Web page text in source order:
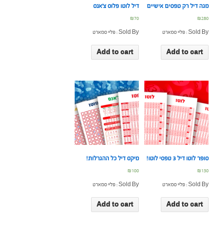
דיל לוטו פלוס צ’אנס
₪70
Sold By : פליי סמארט
Add to cart
מגה דיל רק טפסים אישיים
₪280
Sold By : פליי סמארט
Add to cart
מיקס דיל כל ההגרלות!
₪100
Sold By : פליי סמארט
Add to cart
סופר לוטו דיל 3 טפסי לוטו!
₪130
Sold By : פליי סמארט
Add to cart